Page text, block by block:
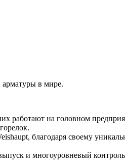
арматуры в мире.
работают на головном
благодаря своему
и многоуровневый